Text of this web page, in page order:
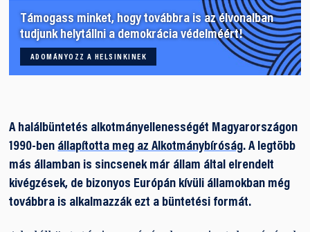
Támogass minket, hogy továbbra is az élvonalban
tudjunk helytállni a demokrácia védelméért!
ADOMÁNYOZZ A HELSINKINEK
A halálbüntetés alkotmányellenességét Magyarországon
1990-ben állapította meg az Alkotmánybíróság. A legtöbb
más államban is sincsenek már állam által elrendelt
kivégzések, de bizonyos Európán kívüli államokban még
továbbra is alkalmazzák ezt a büntetési formát.